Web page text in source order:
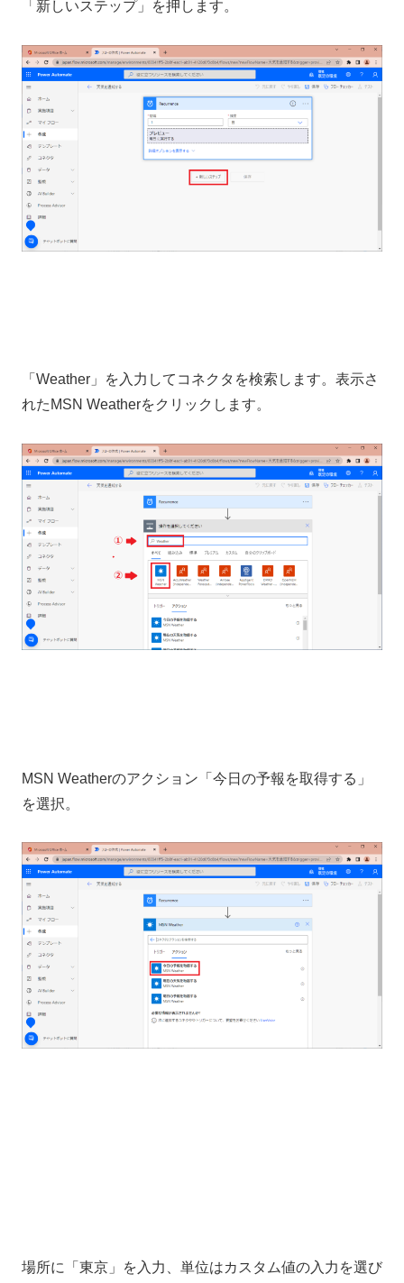
「新しいステップ」を押します。
「Weather」を入力してコネクタを検索します。表示さ
れたMSN Weatherをクリックします。
MSN Weatherのアクション「今日の予報を取得する」
を選択。
場所に「東京」を入力、単位はカスタム値の入力を選び